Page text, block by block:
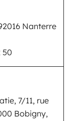
Nanterre
50
7/11, rue
Bobigny,